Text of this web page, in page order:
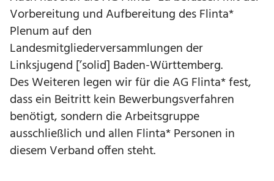
Vorbereitung und Aufbereitung des Flinta*
Plenum auf den
Landesmitgliederversammlungen der
Linksjugend [’solid] Baden-Württemberg.
Des Weiteren legen wir für die AG Flinta* fest,
dass ein Beitritt kein Bewerbungsverfahren
benötigt, sondern die Arbeitsgruppe
ausschließlich und allen Flinta* Personen in
diesem Verband offen steht.